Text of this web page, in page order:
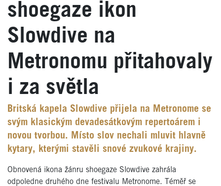
shoegaze ikon
Slowdive na
Metronomu přitahovaly
i za světla
Britská kapela Slowdive přijela na Metronome se
svým klasickým devadesátkovým repertoárem i
novou tvorbou. Místo slov nechali mluvit hlavně
kytary, kterými stavěli snové zvukové krajiny.
Obnovená ikona žánru shoegaze Slowdive zahrála
odpoledne druhého dne festivalu Metronome. Téměř se